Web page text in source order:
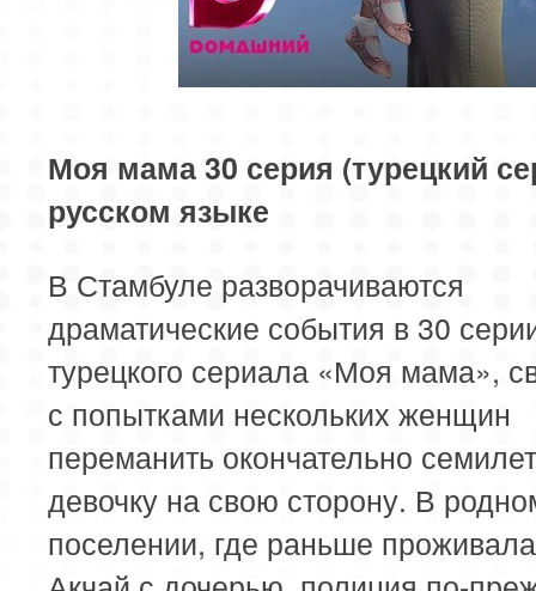
82 серия
83 серия
Моя мама 30 серия (турецкий
русском языке
В Стамбуле разворачиваются
драматические события в 30
турецкого сериала «Моя мама»,
с попытками нескольких женщин
переманить окончательно
девочку на свою сторону. В
поселении, где раньше